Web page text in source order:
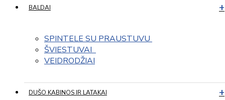
BALDAI
SPINTELE SU PRAUSTUVU
ŠVIESTUVAI
VEIDRODŽIAI
DUŠO KABINOS IR LATAKAI